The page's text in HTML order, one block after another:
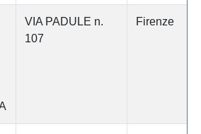
VIA PADULE n.
107
Firenze